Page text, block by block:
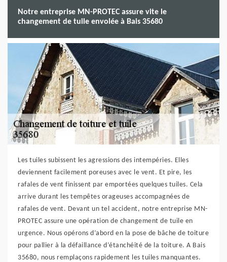
Notre entreprise MN-PROTEC assure vite le
changement de tuile envolée à Bais 35680
Les tuiles subissent les agressions des intempéries. Elles
deviennent facilement poreuses avec le vent. Et pire, les
rafales de vent finissent par emportées quelques tuiles. Cela
arrive durant les tempêtes orageuses accompagnées de
rafales de vent. Devant un tel accident, notre entreprise MN-
PROTEC assure une opération de changement de tuile en
urgence. Nous opérons d’abord en la pose de bâche de toiture
pour pallier à la défaillance d’étanchéité de la toiture. A Bais
35680, nous remplaçons rapidement les tuiles manquantes.